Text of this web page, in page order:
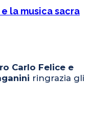
la musica sacra
Carlo Felice e
ringrazia gli